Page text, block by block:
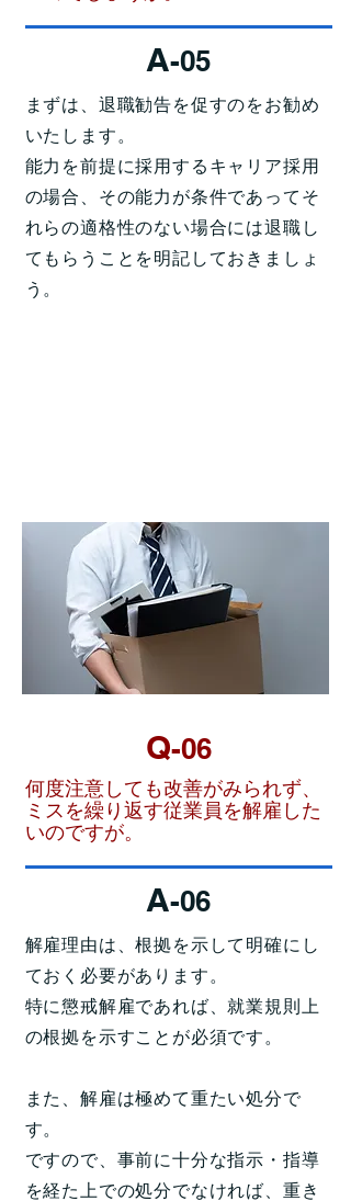
A-05
まずは、退職勧告を促すのをお勧め
いたします。
能力を前提に採用するキャリア採用
の場合、その能力が条件であってそ
れらの適格性のない場合には退職し
てもらうことを明記しておきましょ
う。
Q-06
何度注意しても改善がみられず、
ミスを繰り返す従業員を解雇した
いのですが。
A-06
解雇理由は、根拠を示して明確にし
ておく必要があります。
特に懲戒解雇であれば、就業規則上
の根拠を示すことが必須です。
また、解雇は極めて重たい処分で
す。
ですので、事前に十分な指示・指導
を経た上での処分でなければ、重き